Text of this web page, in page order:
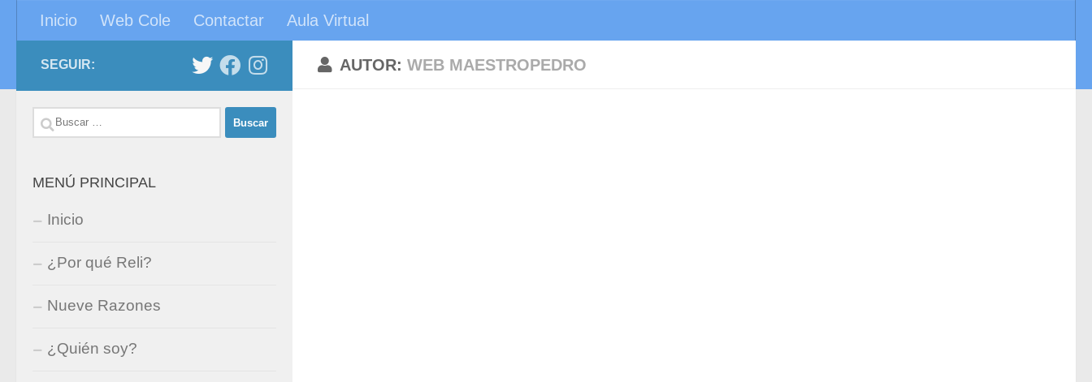
Saltar al contenido
Inicio Web Cole Contactar Aula Virtual
AUTOR: WEB MAESTROPEDRO
SEGUIR:
Buscar:
MENÚ PRINCIPAL
Inicio
¿Por qué Reli?
Nueve Razones
¿Quién soy?